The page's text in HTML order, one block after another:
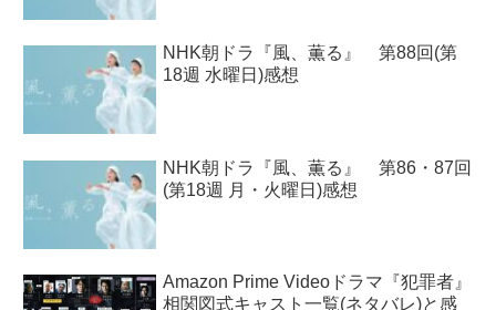
NHK朝ドラ『風、薫る』 第88回(第
18週 水曜日)感想
NHK朝ドラ『風、薫る』 第86・87回
(第18週 月・火曜日)感想
Amazon Prime Videoドラマ『犯罪者』
相関図式キャスト一覧(ネタバレ)と感